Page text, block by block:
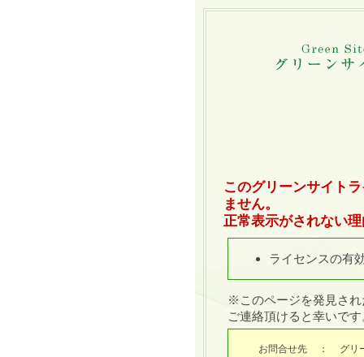
このグリーンサイト
ません。
正常表示がされない
ライセンスの有
※このページを発見さ
ご連絡頂けると幸いです
お問合せ先 ：
グリ